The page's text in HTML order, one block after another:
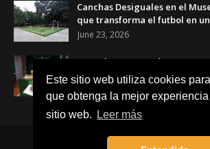
Este sitio web utiliza cookies
que obtenga la mejor
sitio web.
Leer más
Canchas Desiguales en el
que transforma el futbol en
June 23, 2026
Copa de Arte Popular
artesanos mexicanos
del arte
June 17, 2026
Acerca de